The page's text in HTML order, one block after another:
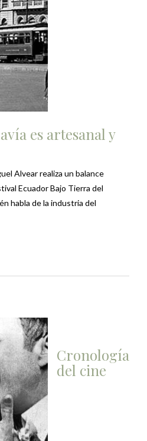
es artesanal y
Alvear realiza un balance
Ecuador Bajo Tierra del
habla de la industria del
Cronología
del cine